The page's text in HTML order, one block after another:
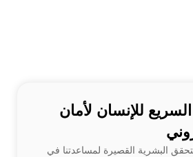
للإنسان لأمان
البشرية القصيرة لمساعدتنا في